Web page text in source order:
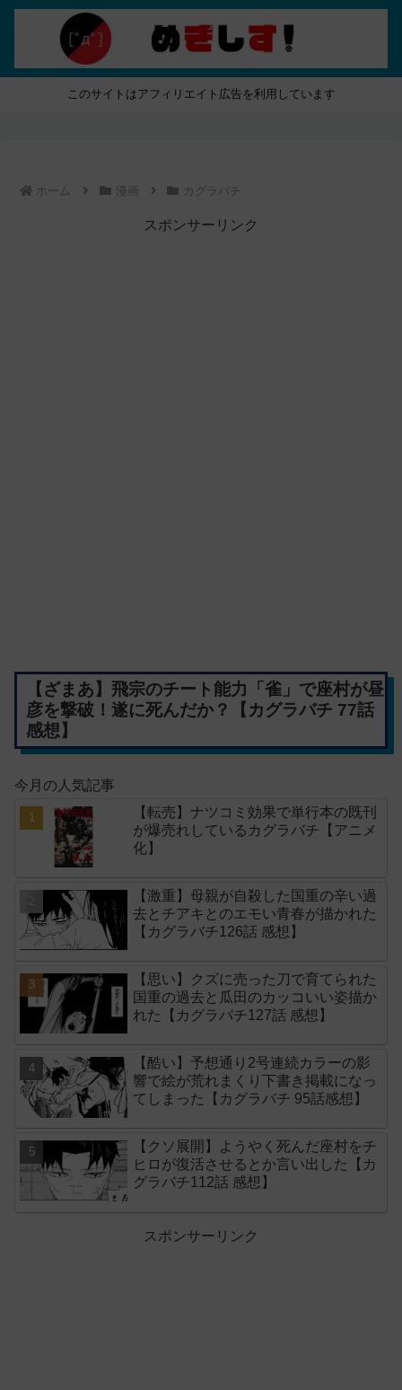
このサイトはアフィリエイト広告を利用しています
ホーム 漫画 カグラバチ
スポンサーリンク
【ざまあ】飛宗のチート能力「雀」で座村が昼
彦を撃破！遂に死んだか？【カグラバチ 77話
感想】
今月の人気記事
【転売】ナツコミ効果で単行本の既刊
が爆売れしているカグラバチ【アニメ
化】
【激重】母親が自殺した国重の辛い過
去とチアキとのエモい青春が描かれた
【カグラバチ126話 感想】
【思い】クズに売った刀で育てられた
国重の過去と瓜田のカッコいい姿描か
れた【カグラバチ127話 感想】
【酷い】予想通り2号連続カラーの影
響で絵が荒れまくり下書き掲載になっ
てしまった【カグラバチ 95話感想】
【クソ展開】ようやく死んだ座村をチ
ヒロが復活させるとか言い出した【カ
グラバチ112話 感想】
スポンサーリンク